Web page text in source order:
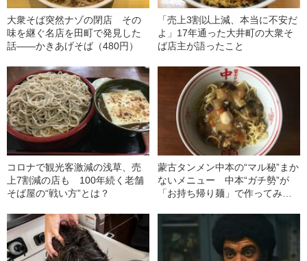
大衆そば突然ナゾの閉店 その
味を継ぐ名店を田町で発見した
話――かきあげそば（480円）
「売上3割以上減、本当に不安だ
よ」17年通った大井町の大衆そ
ば店主が語ったこと
コロナで観光客激減の浅草、売
上7割減の店も 100年続く老舗
そば屋の“戦い方”とは？
蒙古タンメン中本の“マル秘”まか
ないメニュー 中本“ガチ勢”が
「お持ち帰り麺」で作ってみた